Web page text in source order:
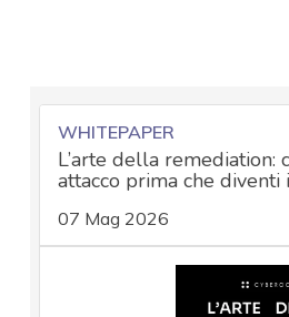
WHITEPAPER
L’arte della remediation:
attacco prima che diventi
07 Mag 2026